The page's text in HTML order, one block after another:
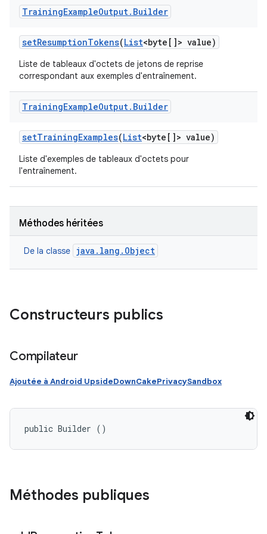
TrainingExampleOutput. Builder
setResumptionTokens(List<byte[]> value)
Liste de tableaux d'octets de jetons de reprise
correspondant aux exemples d'entraînement.
TrainingExampleOutput. Builder
setTrainingExamples(List<byte[]> value)
Liste d'exemples de tableaux d'octets pour
l'entraînement.
Méthodes héritées
De la classe java.lang.Object
Constructeurs publics
Compilateur
Ajoutée à Android UpsideDownCakePrivacySandbox
public Builder ()
Méthodes publiques